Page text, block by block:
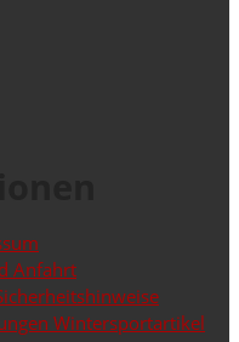
Anfahrt
Wintersportartikel